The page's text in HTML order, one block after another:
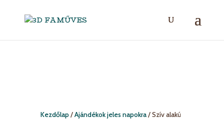
Kezdőlap/Ajándékok jeles napokra/ Szív alakú